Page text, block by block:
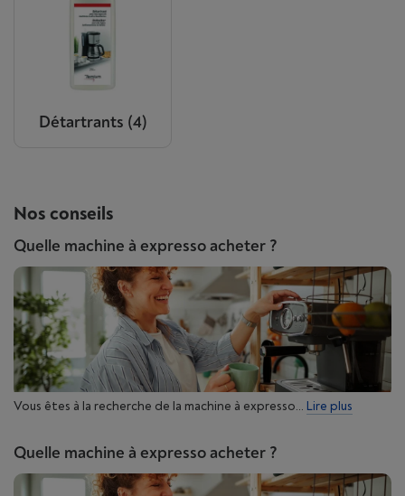
Détartrants (4)
Nos conseils
Quelle machine à expresso acheter ?
Vous êtes à la recherche de la machine à expresso... Lire plus
Quelle machine à expresso acheter ?